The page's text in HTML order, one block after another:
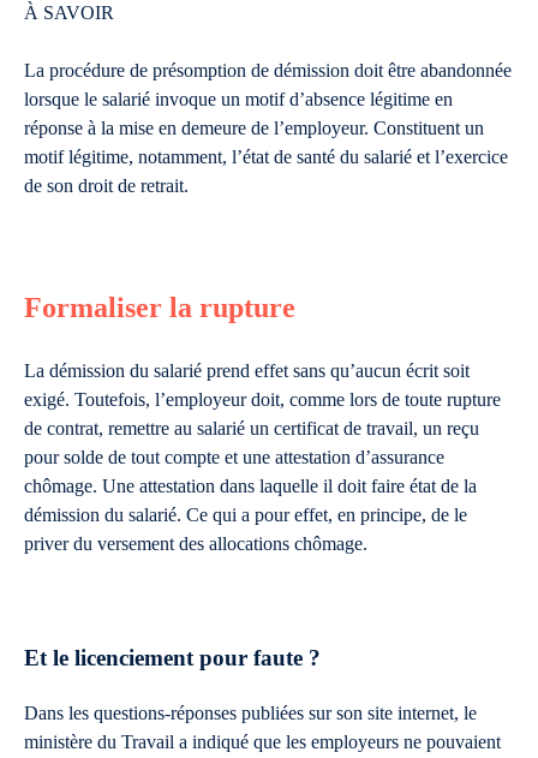
À SAVOIR
La procédure de présomption de démission doit être abandonnée
lorsque le salarié invoque un motif d’absence légitime en
réponse à la mise en demeure de l’employeur. Constituent un
motif légitime, notamment, l’état de santé du salarié et l’exercice
de son droit de retrait.
Formaliser la rupture
La démission du salarié prend effet sans qu’aucun écrit soit
exigé. Toutefois, l’employeur doit, comme lors de toute rupture
de contrat, remettre au salarié un certificat de travail, un reçu
pour solde de tout compte et une attestation d’assurance
chômage. Une attestation dans laquelle il doit faire état de la
démission du salarié. Ce qui a pour effet, en principe, de le
priver du versement des allocations chômage.
Et le licenciement pour faute ?
Dans les questions-réponses publiées sur son site internet, le
ministère du Travail a indiqué que les employeurs ne pouvaient